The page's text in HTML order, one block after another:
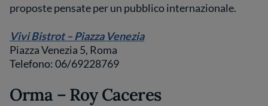
proposte pensate per un pubblico internazionale.
Vivi Bistrot – Piazza Venezia
Piazza Venezia 5, Roma
Telefono: 06/69228769
Orma – Roy Caceres